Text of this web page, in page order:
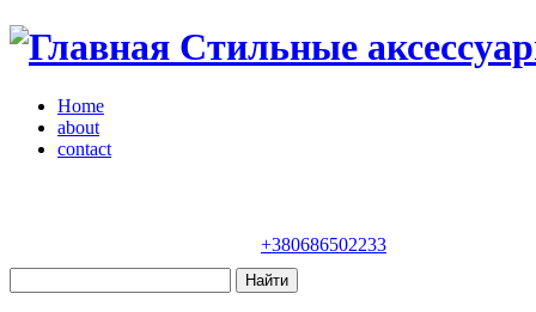
Стильные
Home
about
contact
+380686502233